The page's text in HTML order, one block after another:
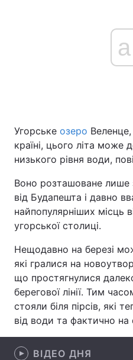
Головна
Економіка
Спорт
Техно і зв'язок
Зброя
Здоров'я
Цікавинки
Екологія
Угорське озеро
країні, цього літа може
низького рівня води,
Воно розташоване лише
від Будапешта і давно
найпопулярніших місць
угорської столиці.
Нещодавно на березі
які гралися на
що простягнулися
берегової лінії. Тим
стояли біля пірсів, які
від води та фактично на
ВІДЕО ДНЯ